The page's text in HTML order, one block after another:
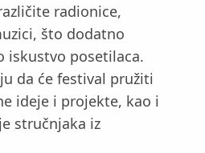
radionice,
što dodatno
iskustvo posetilaca.
da će festival pružiti
ideje i projekte, kao i
stručnjaka iz